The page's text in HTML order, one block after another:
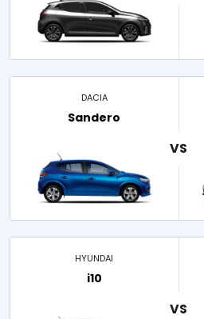
DACIA
Sandero
HYUNDAI
i10